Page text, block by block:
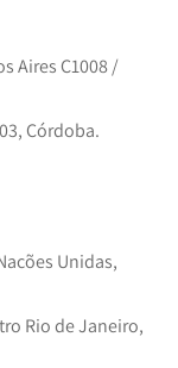
Aires C1008 /
Córdoba.
Unidas,
Rio de Janeiro,